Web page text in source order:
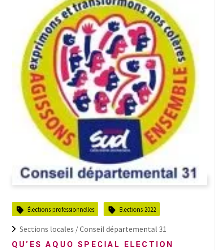
Élections professionnelles Elections 2022
Sections locales /Conseil départemental 31
QU’ES AQUO SPECIAL ELECTION